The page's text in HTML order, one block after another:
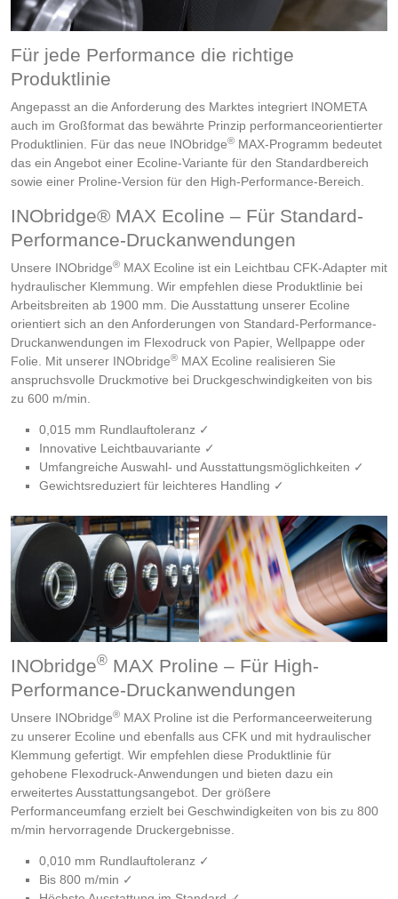
Für jede Performance die richtige
Produktlinie
Angepasst an die Anforderung des Marktes integriert INOMETA
auch im Großformat das bewährte Prinzip performanceorientierter
Produktlinien. Für das neue INObridge® MAX-Programm bedeutet
das ein Angebot einer Ecoline-Variante für den Standardbereich
sowie einer Proline-Version für den High-Performance-Bereich.
INObridge® MAX Ecoline – Für Standard-
Performance-Druckanwendungen
Unsere INObridge® MAX Ecoline ist ein Leichtbau CFK-Adapter mit
hydraulischer Klemmung. Wir empfehlen diese Produktlinie bei
Arbeitsbreiten ab 1900 mm. Die Ausstattung unserer Ecoline
orientiert sich an den Anforderungen von Standard-Performance-
Druckanwendungen im Flexodruck von Papier, Wellpappe oder
Folie. Mit unserer INObridge® MAX Ecoline realisieren Sie
anspruchsvolle Druckmotive bei Druckgeschwindigkeiten von bis
zu 600 m/min.
0,015 mm Rundlauftoleranz ✓
Innovative Leichtbauvariante ✓
Umfangreiche Auswahl- und Ausstattungsmöglichkeiten ✓
Gewichtsreduziert für leichteres Handling ✓
INObridge® MAX Proline – Für High-
Performance-Druckanwendungen
Unsere INObridge® MAX Proline ist die Performanceerweiterung
zu unserer Ecoline und ebenfalls aus CFK und mit hydraulischer
Klemmung gefertigt. Wir empfehlen diese Produktlinie für
gehobene Flexodruck-Anwendungen und bieten dazu ein
erweitertes Ausstattungsangebot. Der größere
Performanceumfang erzielt bei Geschwindigkeiten von bis zu 800
m/min hervorragende Druckergebnisse.
0,010 mm Rundlauftoleranz ✓
Bis 800 m/min ✓